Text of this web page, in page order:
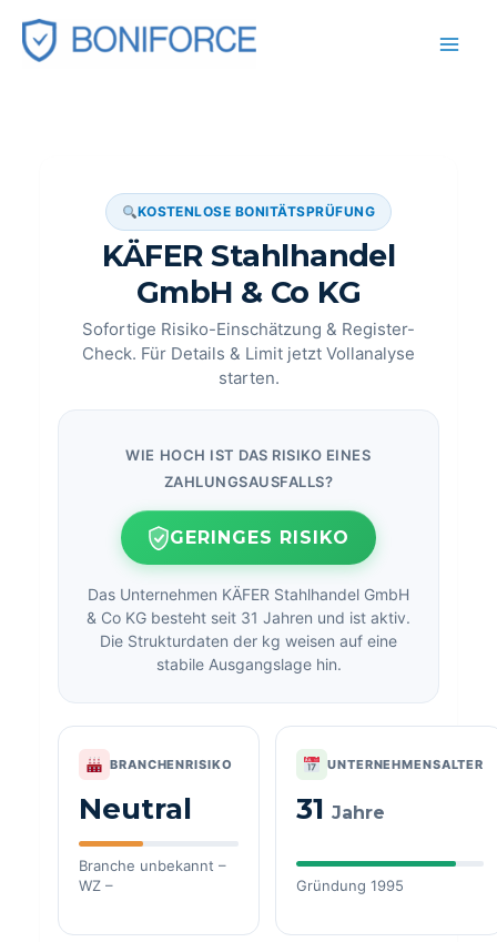
Zum
Inhalt
KOSTENLOSE BONITÄTSPRÜFUNG
KÄFER Stahlhandel
GmbH & Co KG
Sofortige Risiko-Einschätzung & Register-
Check. Für Details & Limit jetzt Vollanalyse
starten.
WIE HOCH IST DAS RISIKO EINES
ZAHLUNGSAUSFALLS?
GERINGES RISIKO
Das Unternehmen KÄFER Stahlhandel GmbH
& Co KG besteht seit 31 Jahren und ist aktiv.
Die Strukturdaten der kg weisen auf eine
stabile Ausgangslage hin.
BRANCHENRISIKO
Neutral
Branche unbekannt –
WZ –
UNTERNEHMENSALTER
31Jahre
Gründung 1995